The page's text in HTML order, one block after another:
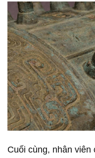
Cuối cùng, nhân